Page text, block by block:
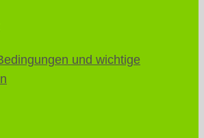
und wichtige